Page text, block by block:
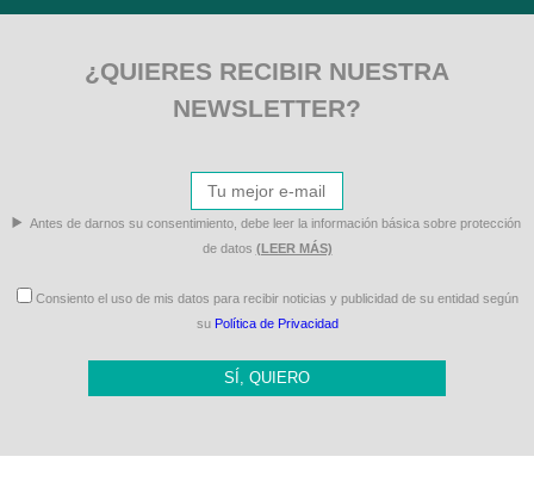
¿QUIERES RECIBIR NUESTRA
NEWSLETTER?
Antes de darnos su consentimiento, debe leer la información básica sobre protección
de datos (LEER MÁS)
Consiento el uso de mis datos para recibir noticias y publicidad de su entidad según
su Política de Privacidad
SÍ, QUIERO